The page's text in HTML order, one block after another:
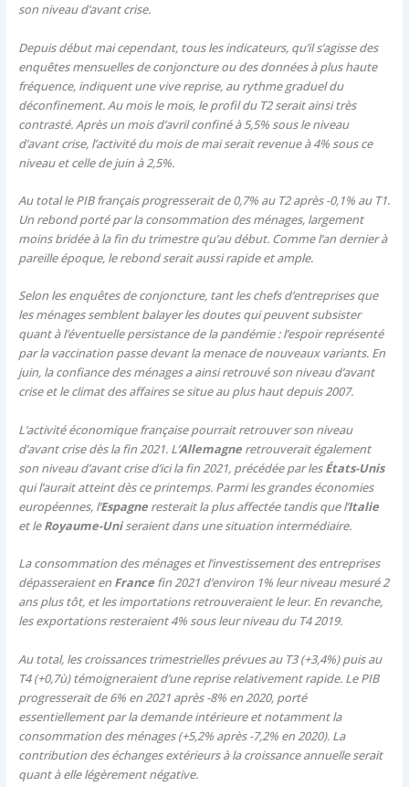
son niveau d’avant crise.
Depuis début mai cependant, tous les indicateurs, qu’il s’agisse des
enquêtes mensuelles de conjoncture ou des données à plus haute
fréquence, indiquent une vive reprise, au rythme graduel du
déconfinement. Au mois le mois, le profil du T2 serait ainsi très
contrasté. Après un mois d’avril confiné à 5,5% sous le niveau
d’avant crise, l’activité du mois de mai serait revenue à 4% sous ce
niveau et celle de juin à 2,5%.
Au total le PIB français progresserait de 0,7% au T2 après -0,1% au T1.
Un rebond porté par la consommation des ménages, largement
moins bridée à la fin du trimestre qu’au début. Comme l’an dernier à
pareille époque, le rebond serait aussi rapide et ample.
Selon les enquêtes de conjoncture, tant les chefs d’entreprises que
les ménages semblent balayer les doutes qui peuvent subsister
quant à l’éventuelle persistance de la pandémie : l’espoir représenté
par la vaccination passe devant la menace de nouveaux variants. En
juin, la confiance des ménages a ainsi retrouvé son niveau d’avant
crise et le climat des affaires se situe au plus haut depuis 2007.
L’activité économique française pourrait retrouver son niveau
d’avant crise dès la fin 2021. L’Allemagne retrouverait également
son niveau d’avant crise d’ici la fin 2021, précédée par lesÉtats-Unis
qui l’aurait atteint dès ce printemps. Parmi les grandes économies
européennes, l’Espagne resterait la plus affectée tandis que l’Italie
et leRoyaume-Uniseraient dans une situation intermédiaire.
La consommation des ménages et l’investissement des entreprises
dépasseraient en France fin 2021 d’environ 1% leur niveau mesuré 2
ans plus tôt, et les importations retrouveraient le leur. En revanche,
les exportations resteraient 4% sous leur niveau du T4 2019.
Au total, les croissances trimestrielles prévues au T3 (+3,4%) puis au
T4 (+0,7ù) témoigneraient d’une reprise relativement rapide. Le PIB
progresserait de 6% en 2021 après -8% en 2020, porté
essentiellement par la demande intérieure et notamment la
consommation des ménages (+5,2% après -7,2% en 2020). La
contribution des échanges extérieurs à la croissance annuelle serait
quant à elle légèrement négative.